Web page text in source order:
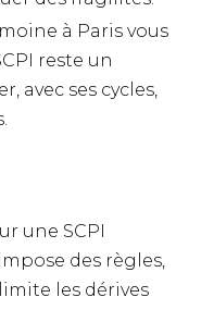
à Paris vous
reste un
avec ses cycles,
une SCPI
des règles,
les dérives